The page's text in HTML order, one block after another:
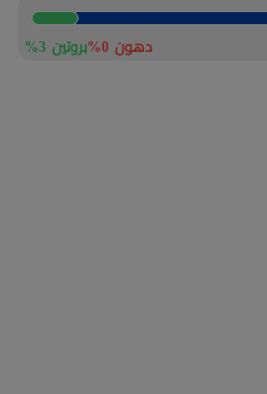
دهون 0% بروتين 3%